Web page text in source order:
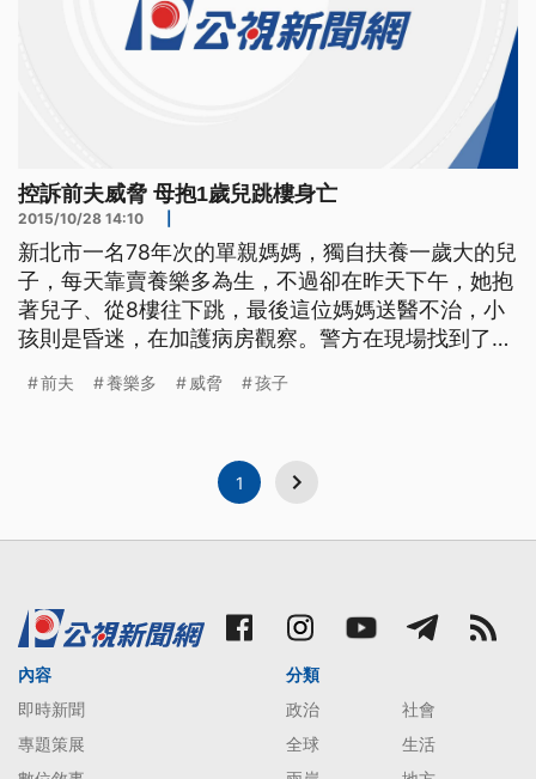
控訴前夫威脅 母抱1歲兒跳樓身亡
2015/10/28 14:10
新北市一名78年次的單親媽媽，獨自扶養一歲大的兒
子，每天靠賣養樂多為生，不過卻在昨天下午，她抱
著兒子、從8樓往下跳，最後這位媽媽送醫不治，小
孩則是昏迷，在加護病房觀察。警方在現場找到了遺
命，不過前夫、否認指控，目前警方正深入調查。
前夫 養樂多 威脅 孩子
1
內容
即時新聞
專題策展
分類
政治
社會
全球
生活